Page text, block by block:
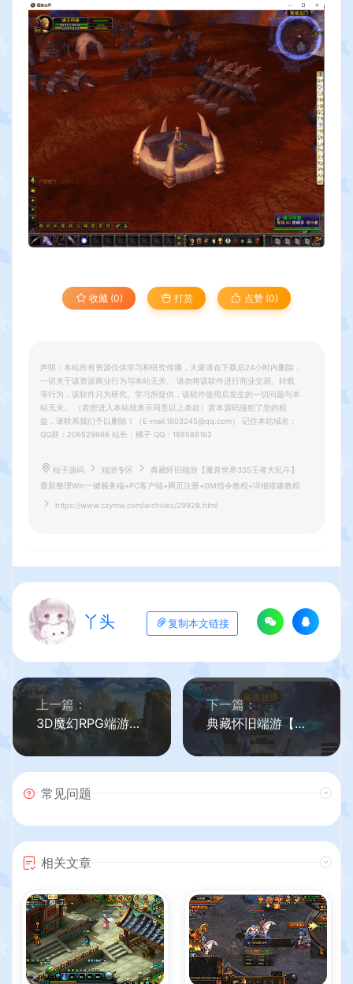
收藏 (0) 打赏 点赞 (0)
声明：本站所有资源仅供学习和研究传播，大家请在下载后24小时内删除，
一切关于该资源商业行为与本站无关。 请勿将该软件进行商业交易、转载
等行为，该软件只为研究、学习所提供，该软件使用后发生的一切问题与本
站无关。 （若您进入本站就表示同意以上条款）若本源码侵犯了您的权
益，请联系我们予以删除！（E-mail:1803245@qq.com） 记住本站域名：
QQ群：206529666 站长：橘子 QQ：188588162
桔子源码 端游专区
典藏怀旧端游【魔兽世界335王者大乱斗】
最新整理Win一键服务端+PC客户端+网页注册+GM指令教程+详细搭建教程
https://www.czymw.com/archives/29928.html
丫头 复制本文链接
上一篇：
3D魔幻RPG端游【完美国际2仙境奇园155天怒神罚魔改版】最新整理单机一键即玩镜像端+Linux手工服务端+管理后台+GM工具+网页注册+PC客户端+详细搭建教程
下一篇：
典藏怀旧端游【魔兽世界335至尊宝】最新整理Win一键服务端+PC客户端+网页注册+GM指令教程+详细搭建教程
常见问题
相关文章